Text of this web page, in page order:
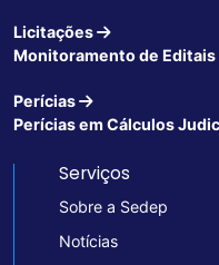
Licitações
Monitoramento de Editais
Perícias
Perícias em Cálculos
Serviços
Sobre a Sedep
Notícias